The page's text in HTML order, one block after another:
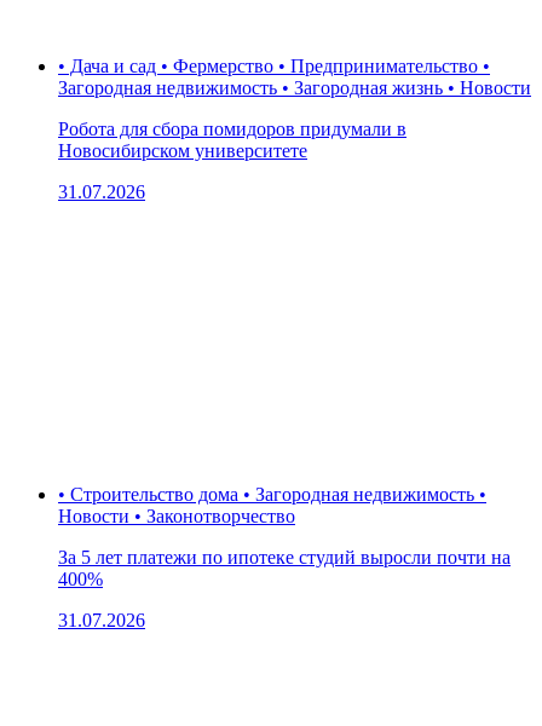
• Дача и сад • Фермерство • Предпринимательство •
Загородная недвижимость • Загородная жизнь • Новости
Робота для сбора помидоров придумали в
Новосибирском университете
31.07.2026
• Строительство дома • Загородная недвижимость •
Новости • Законотворчество
За 5 лет платежи по ипотеке студий выросли почти на
400%
31.07.2026